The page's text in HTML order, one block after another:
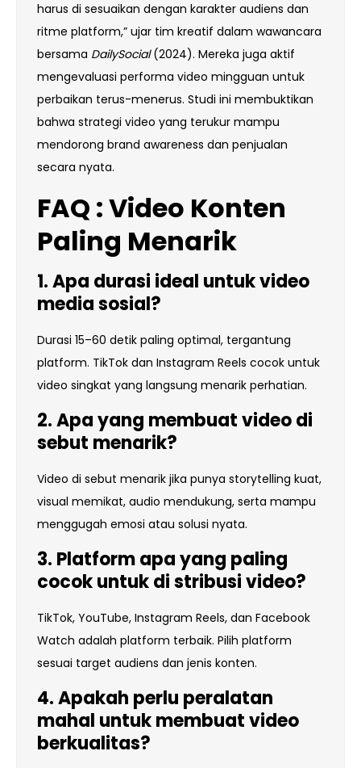
harus di sesuaikan dengan karakter audiens dan
ritme platform,” ujar tim kreatif dalam wawancara
bersama DailySocial(2024). Mereka juga aktif
mengevaluasi performa video mingguan untuk
perbaikan terus-menerus. Studi ini membuktikan
bahwa strategi video yang terukur mampu
mendorong brand awareness dan penjualan
secara nyata.
FAQ :Video Konten
Paling Menarik
1. Apa durasi ideal untuk video
media sosial?
Durasi 15–60 detik paling optimal, tergantung
platform. TikTok dan Instagram Reels cocok untuk
video singkat yang langsung menarik perhatian.
2. Apa yang membuat video di
sebut menarik?
Video di sebut menarik jika punya storytelling kuat,
visual memikat, audio mendukung, serta mampu
menggugah emosi atau solusi nyata.
3. Platform apa yang paling
cocok untuk di stribusi video?
TikTok, YouTube, Instagram Reels, dan Facebook
Watch adalah platform terbaik. Pilih platform
sesuai target audiens dan jenis konten.
4. Apakah perlu peralatan
mahal untuk membuat video
berkualitas?